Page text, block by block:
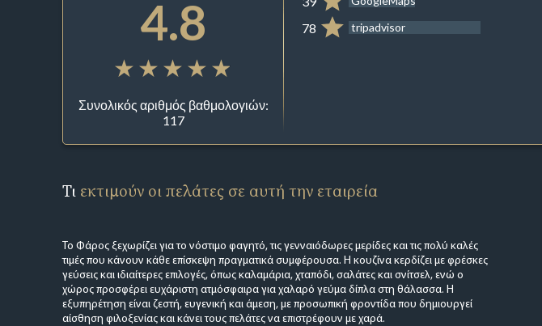
4.8
Συνολικός αριθμός βαθμολογιών:
117
78 tripadvisor
Τι εκτιμούν οι πελάτες σε αυτή την εταιρεία
Το Φάρος ξεχωρίζει για το νόστιμο φαγητό, τις γενναιόδωρες μερίδες και τις πολύ καλές
τιμές που κάνουν κάθε επίσκεψη πραγματικά συμφέρουσα. Η κουζίνα κερδίζει με φρέσκες
γεύσεις και ιδιαίτερες επιλογές, όπως καλαμάρια, χταπόδι, σαλάτες και σνίτσελ, ενώ ο
χώρος προσφέρει ευχάριστη ατμόσφαιρα για χαλαρό γεύμα δίπλα στη θάλασσα. Η
εξυπηρέτηση είναι ζεστή, ευγενική και άμεση, με προσωπική φροντίδα που δημιουργεί
αίσθηση φιλοξενίας και κάνει τους πελάτες να επιστρέφουν με χαρά.